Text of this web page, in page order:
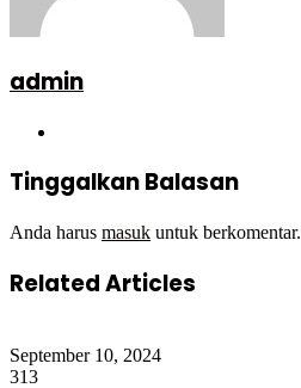
admin
Tinggalkan Balasan
Anda harus masuk untuk berkomentar.
Related Articles
September 10, 2024
313